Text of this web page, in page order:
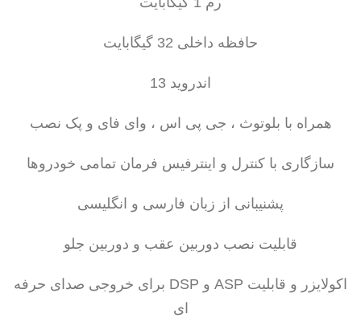
حافظه داخلی 32 گیگابایت
اندروید 13
همراه با بلوتوث ، جی پی اس ، وای فای و پک نصب
سازگاری با کنترل و اینترفیس فرمان تمامی خودروها
پشنیبانی از زبان فارسی و انگلیسی
قابلیت نصب دوربین عقب و دوربین جلو
اکولایزر و قابلیت ASP و DSP برای خروجی صدای حرفه
ای